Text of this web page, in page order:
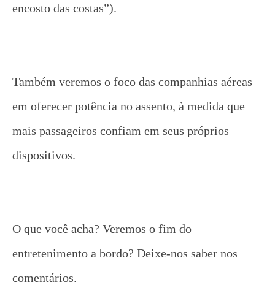
encosto das costas”).
Também veremos o foco das companhias aéreas
em oferecer potência no assento, à medida que
mais passageiros confiam em seus próprios
dispositivos.
O que você acha? Veremos o fim do
entretenimento a bordo? Deixe-nos saber nos
comentários.